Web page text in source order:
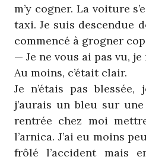
m’y cogner. La voiture
taxi. Je suis descendue
commencé à grogner
— Je ne vous ai pas vu,
Au moins, c’était clair.
Je n’étais pas
j’aurais un bleu sur
rentrée chez moi
l’arnica. J’ai eu moins
frôlé l’accident mais